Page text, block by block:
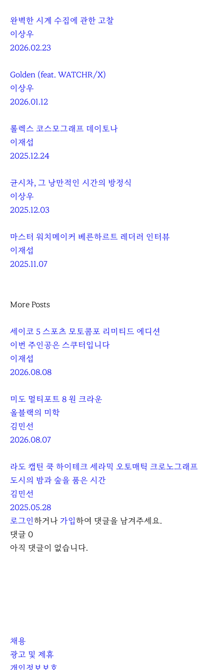
완벽한 시계 수집에 관한 고찰
이상우
2026.02.23
Golden (feat. WATCHR/X)
이상우
2026.01.12
롤렉스 코스모그래프 데이토나
이재섭
2025.12.24
균시차, 그 낭만적인 시간의 방정식
이상우
2025.12.03
마스터 워치메이커 베른하르트 레더러 인터뷰
이재섭
2025.11.07
More Posts
세이코 5 스포츠 모토콤포 리미티드 에디션
이번 주인공은 스쿠터입니다
이재섭
2026.08.08
미도 멀티포트 8 원 크라운
올블랙의 미학
김민선
2026.08.07
라도 캡틴 쿡 하이테크 세라믹 오토매틱 크로노그래프
도시의 밤과 숲을 품은 시간
김민선
2025.05.28
로그인하거나가입하여 댓글을 남겨주세요.
댓글 0
아직 댓글이 없습니다.
채용
광고 및 제휴